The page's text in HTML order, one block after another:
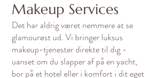
Makeup Services
Det har aldrig været nemmere at se
glamourøst ud. Vi bringer luksus
makeup-tjenester direkte til dig -
uanset om du slapper af på en yacht,
bor på et hotel eller i komfort i dit eget